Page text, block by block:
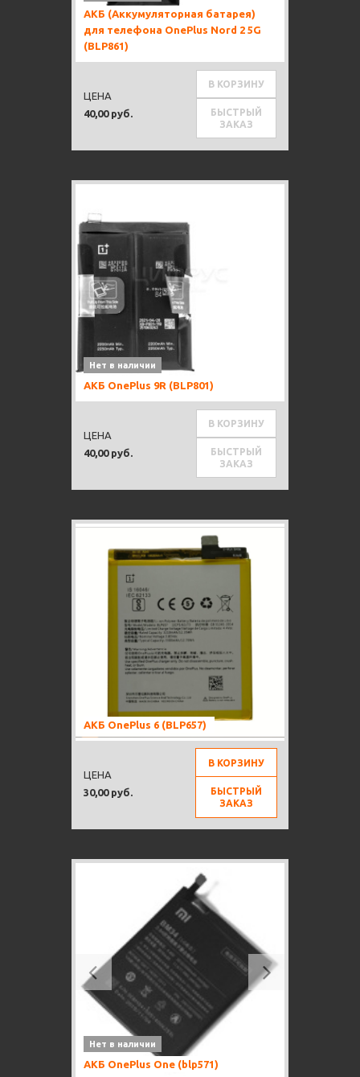
АКБ (Аккумуляторная батарея)
для телефона OnePlus Nord 2 5G
(BLP861)
40,00 руб.
ЦЕНА
В КОРЗИНУ
БЫСТРЫЙ
ЗАКАЗ
Нет в наличии
АКБ OnePlus 9R (BLP801)
40,00 руб.
ЦЕНА
В КОРЗИНУ
БЫСТРЫЙ
ЗАКАЗ
АКБ OnePlus 6 (BLP657)
30,00 руб.
ЦЕНА
В КОРЗИНУ
БЫСТРЫЙ
ЗАКАЗ
Previous Next
Нет в наличии
АКБ OnePlus One (blp571)